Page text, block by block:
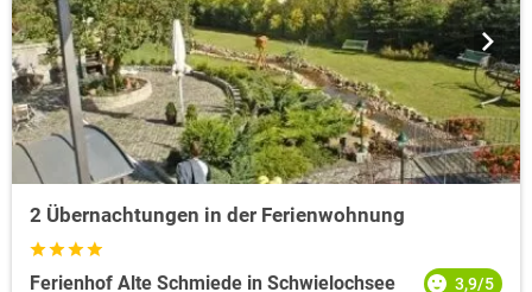
2 Übernachtungen in der Ferienwohnung
Ferienhof Alte Schmiede in Schwielochsee 3,9/5